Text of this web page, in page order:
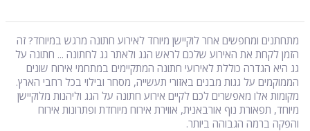
מתחתנים ומחפשים אחר לוקיישן מיוחד לאירוע חתונה מרגש במיוחד? זה
הזמן לקחת את האירוע שלכם לראש הגג ולאתר גג לחתונה ... חתונה על
גג היא הגדרה כוללת לאירועי חתונה המתקיימים במתחמי אירוח שונים
הממוקמים על גגות מבנים באזורי תעשייה, מסחר ובילוי בכל רחבי הארץ.
מקומות אלו מאפשרים לכם לקיים אירוע חתונה על הגג וליהנות מלוקיישן
מיוחד, תפאורת נוף אורבאנית, אווירת אירוח מיוחדת ופתרונות אירוח
והפקה ברמה הגבוהה ביותר.